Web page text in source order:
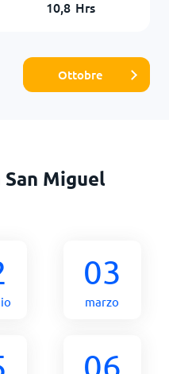
10,8 Hrs
Ottobre
Miguel
03
marzo
06